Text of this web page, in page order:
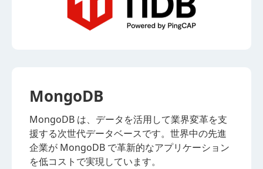
MongoDB
MongoDB は、データを活用して業界変革を支
援する次世代データベースです。世界中の先進
企業が MongoDB で革新的なアプリケーション
を低コストで実現しています。